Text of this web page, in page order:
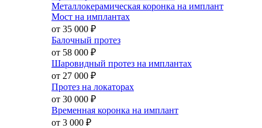
Металлокерамическая коронка на имплант
Мост на имплантах
от 35 000 ₽
Балочный протез
от 58 000 ₽
Шаровидный протез на имплантах
от 27 000 ₽
Протез на локаторах
от 30 000 ₽
Временная коронка на имплант
от 3 000 ₽